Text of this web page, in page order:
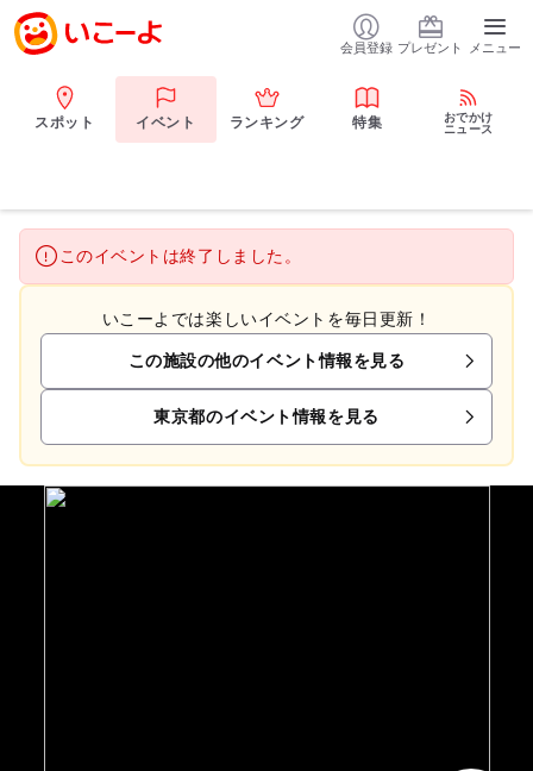
会員登録 プレゼント メニュー
スポット イベント ランキング 特集
おでかけ
ニュース
このイベントは終了しました。
いこーよでは楽しいイベントを毎日更新！
この施設の他のイベント情報を見る
東京都のイベント情報を見る